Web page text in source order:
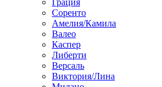
Грация
Соренто
Амелия/Камила
Валео
Каспер
Либерти
Версаль
Виктория/Лина